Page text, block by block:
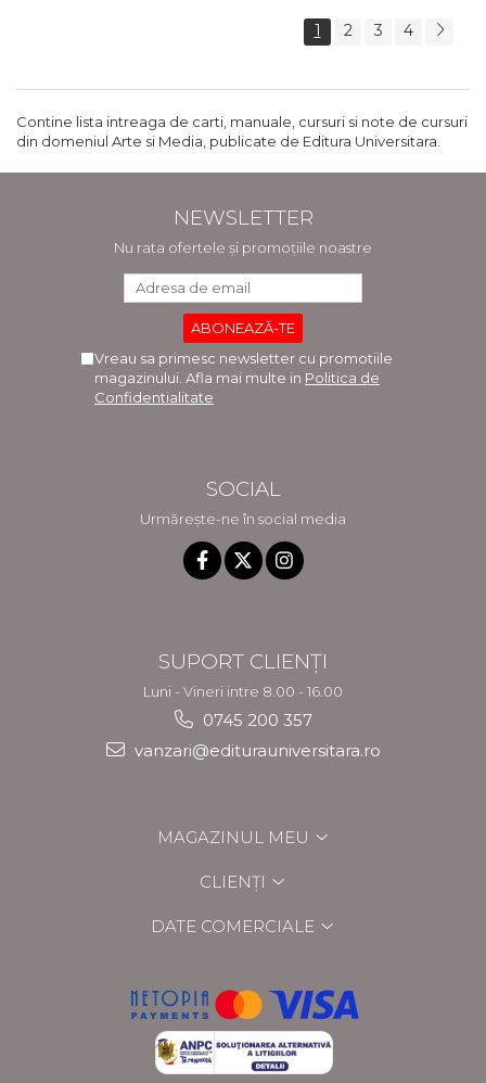
1 2 3 4
Contine lista intreaga de carti, manuale, cursuri si note de cursuri
din domeniul Arte si Media, publicate de Editura Universitara.
NEWSLETTER
Nu rata ofertele și promoțiile noastre
Vreau sa primesc newsletter cu promotiile
magazinului. Afla mai multe in Politica de
Confidentialitate
SOCIAL
Urmărește-ne în social media
SUPORT CLIENȚI
Luni - Vineri intre 8.00 - 16.00
0745 200 357
vanzari@editurauniversitara.ro
MAGAZINUL MEU
CLIENȚI
DATE COMERCIALE